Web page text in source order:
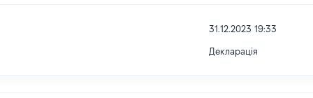
31.12.2023 19:33
Декларація